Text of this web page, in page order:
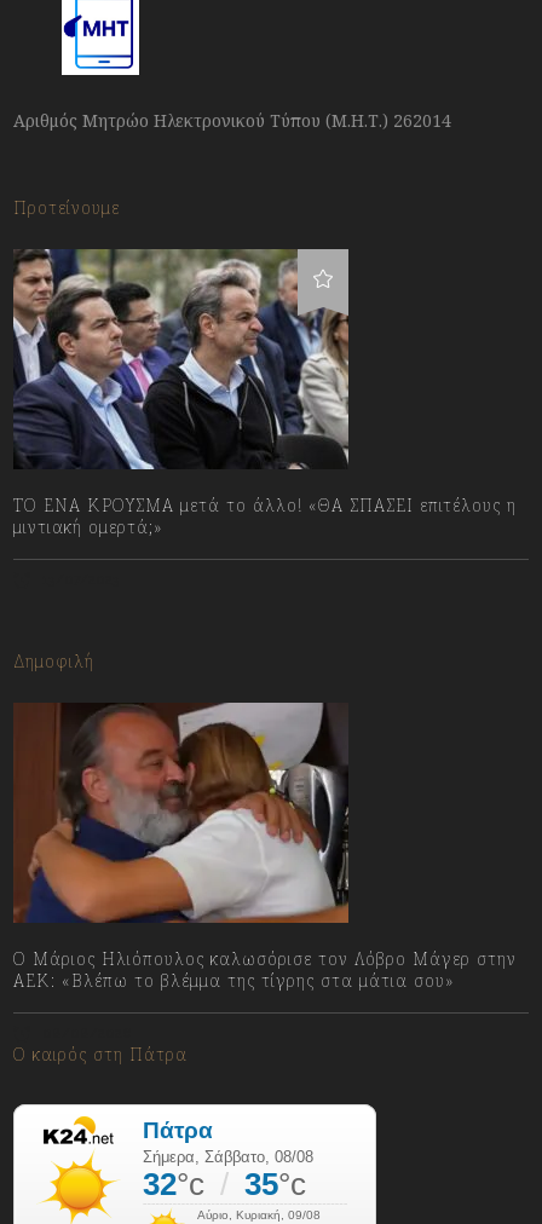
Αριθμός Μητρώο Ηλεκτρονικού Τύπου (Μ.Η.Τ.) 262014
Προτείνουμε
ΤΟ ΕΝΑ ΚΡΟΥΣΜΑ μετά το άλλο! «ΘΑ ΣΠΑΣΕΙ επιτέλους η
μιντιακή ομερτά;»
Δημοφιλή
Ο Μάριος Ηλιόπουλος καλωσόρισε τον Λόβρο Μάγερ στην
ΑΕΚ: «Βλέπω το βλέμμα της τίγρης στα μάτια σου»
Ο καιρός στη Πάτρα